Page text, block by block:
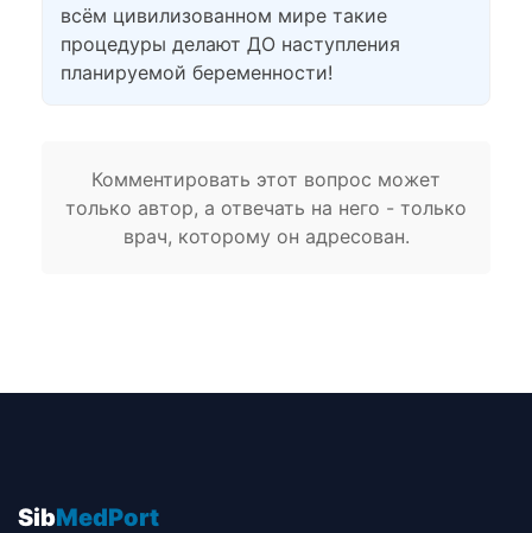
всём цивилизованном мире такие
процедуры делают ДО наступления
планируемой беременности!
Комментировать этот вопрос может
только автор, а отвечать на него - только
врач, которому он адресован.
SibMedPort